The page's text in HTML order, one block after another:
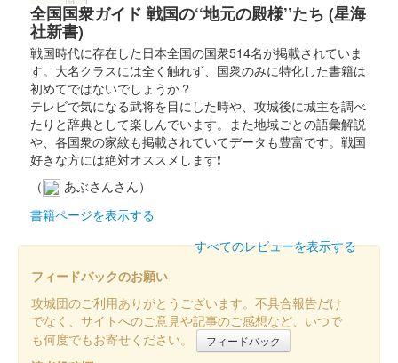
岡豊山ガイド参加者の景品として無料配布された。
岡豊城跡 御城印 第十三回岡豊山さくらまつり版
配布終了
令和5年4月2日に開催された第13回岡豊山さくらまつりで岡豊山
スタンプラリーの景品として無料配布された。
岡豊城 御城印
令和4年11月19日に開催された第13回長宗我部フェスの会場で販
売された。
全国国衆ガイド 戦国の‘‘地元の殿様’’たち (星海
社新書)
戦国時代に存在した日本全国の国衆514名が掲載されていま
す。大名クラスには全く触れず、国衆のみに特化した書籍は
初めてではないでしょうか？
テレビで気になる武将を目にした時や、攻城後に城主を調べ
たりと辞典として楽しんでいます。また地域ごとの語彙解説
や、各国衆の家紋も掲載されていてデータも豊富です。戦国
好きな方には絶対オススメします❗
（
あぶさんさん）
書籍ページを表示する
すべてのレビューを表示する
フィードバックのお願い
攻城団のご利用ありがとうございます。不具合報告だけ
でなく、サイトへのご意見や記事のご感想など、いつで
も何度でもお寄せください。
フィードバック